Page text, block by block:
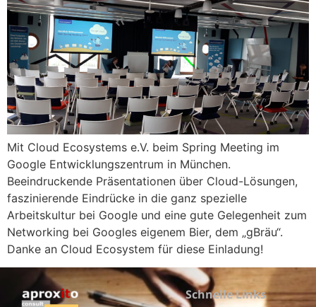
Mit Cloud Ecosystems e.V. beim Spring Meeting im
Google Entwicklungszentrum in München.
Beeindruckende Präsentationen über Cloud-Lösungen,
faszinierende Eindrücke in die ganz spezielle
Arbeitskultur bei Google und eine gute Gelegenheit zum
Networking bei Googles eigenem Bier, dem „gBräu“.
Danke an Cloud Ecosystem für diese Einladung!
Schnelle Links